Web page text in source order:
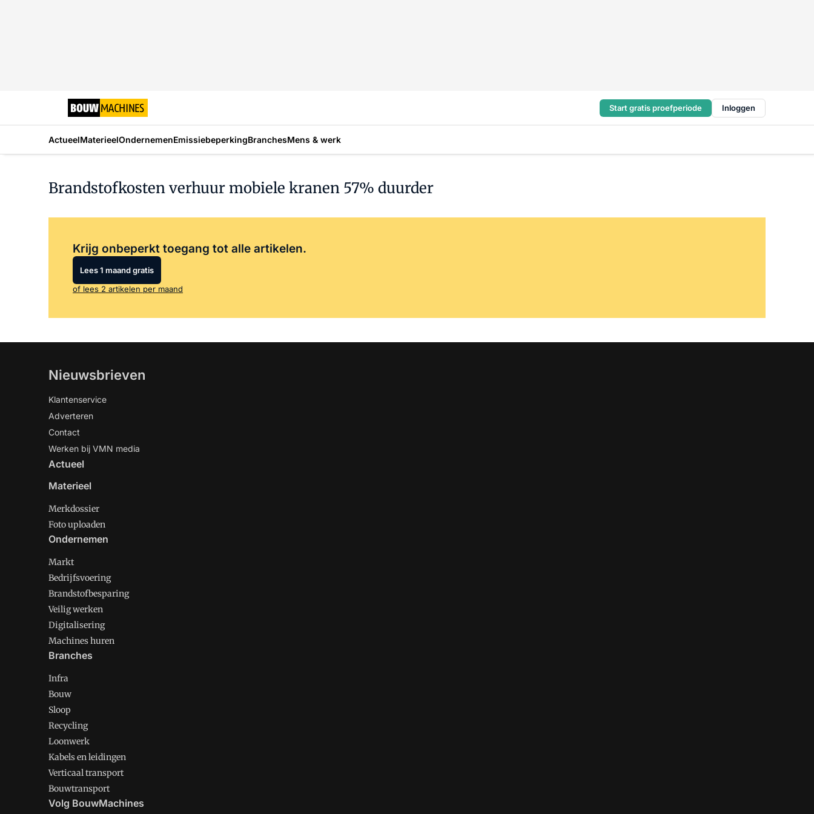
Start gratis proefperiode Inloggen
ActueelMaterieelOndernemenEmissiebeperkingBranchesMens & werk
Brandstofkosten verhuur mobiele kranen 57% duurder
Krijg onbeperkt toegang tot alle artikelen.
Lees 1 maand gratis
of lees 2 artikelen per maand
Nieuwsbrieven
Klantenservice
Adverteren
Contact
Werken bij VMN media
Actueel
Materieel
Merkdossier
Foto uploaden
Ondernemen
Markt
Bedrijfsvoering
Brandstofbesparing
Veilig werken
Digitalisering
Machines huren
Branches
Infra
Bouw
Sloop
Recycling
Loonwerk
Kabels en leidingen
Verticaal transport
Bouwtransport
Volg BouwMachines